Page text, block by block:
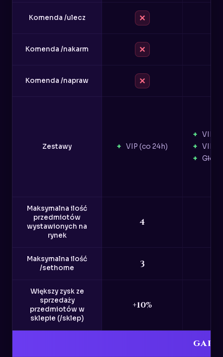
Komenda /ulecz ✕
Komenda /nakarm ✕
Komenda /napraw ✕
Zestawy VIP (co 24h)
VIP
VIP+
Maksymalna ilość
przedmiotów
wystawionych na
rynek
4
Maksymalna ilość
/sethome
3
Większy zysk ze
sprzedaży
przedmiotów w
sklepie (/sklep)
+10%